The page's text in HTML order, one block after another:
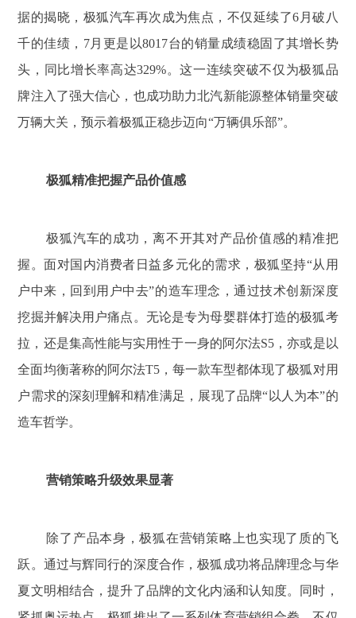
据的揭晓，极狐汽车再次成为焦点，不仅延续了6月破八
千的佳绩，7月更是以8017台的销量成绩稳固了其增长势
头，同比增长率高达329%。这一连续突破不仅为极狐品
牌注入了强大信心，也成功助力北汽新能源整体销量突破
万辆大关，预示着极狐正稳步迈向“万辆俱乐部”。
极狐精准把握产品价值感
极狐汽车的成功，离不开其对产品价值感的精准把
握。面对国内消费者日益多元化的需求，极狐坚持“从用
户中来，回到用户中去”的造车理念，通过技术创新深度
挖掘并解决用户痛点。无论是专为母婴群体打造的极狐考
拉，还是集高性能与实用性于一身的阿尔法S5，亦或是以
全面均衡著称的阿尔法T5，每一款车型都体现了极狐对用
户需求的深刻理解和精准满足，展现了品牌“以人为本”的
造车哲学。
营销策略升级效果显著
除了产品本身，极狐在营销策略上也实现了质的飞
跃。通过与辉同行的深度合作，极狐成功将品牌理念与华
夏文明相结合，提升了品牌的文化内涵和认知度。同时，